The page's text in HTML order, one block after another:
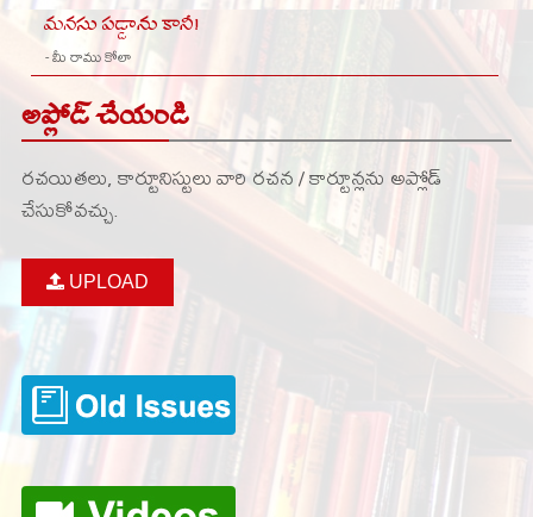
మనసు పడ్డాను కానీ!
- మీ రాము కోలా
అప్లోడ్ చేయండి
రచయితలు, కార్టూనిస్టులు వారి రచన / కార్టూన్లను అప్లోడ్
చేసుకోవచ్చు.
UPLOAD